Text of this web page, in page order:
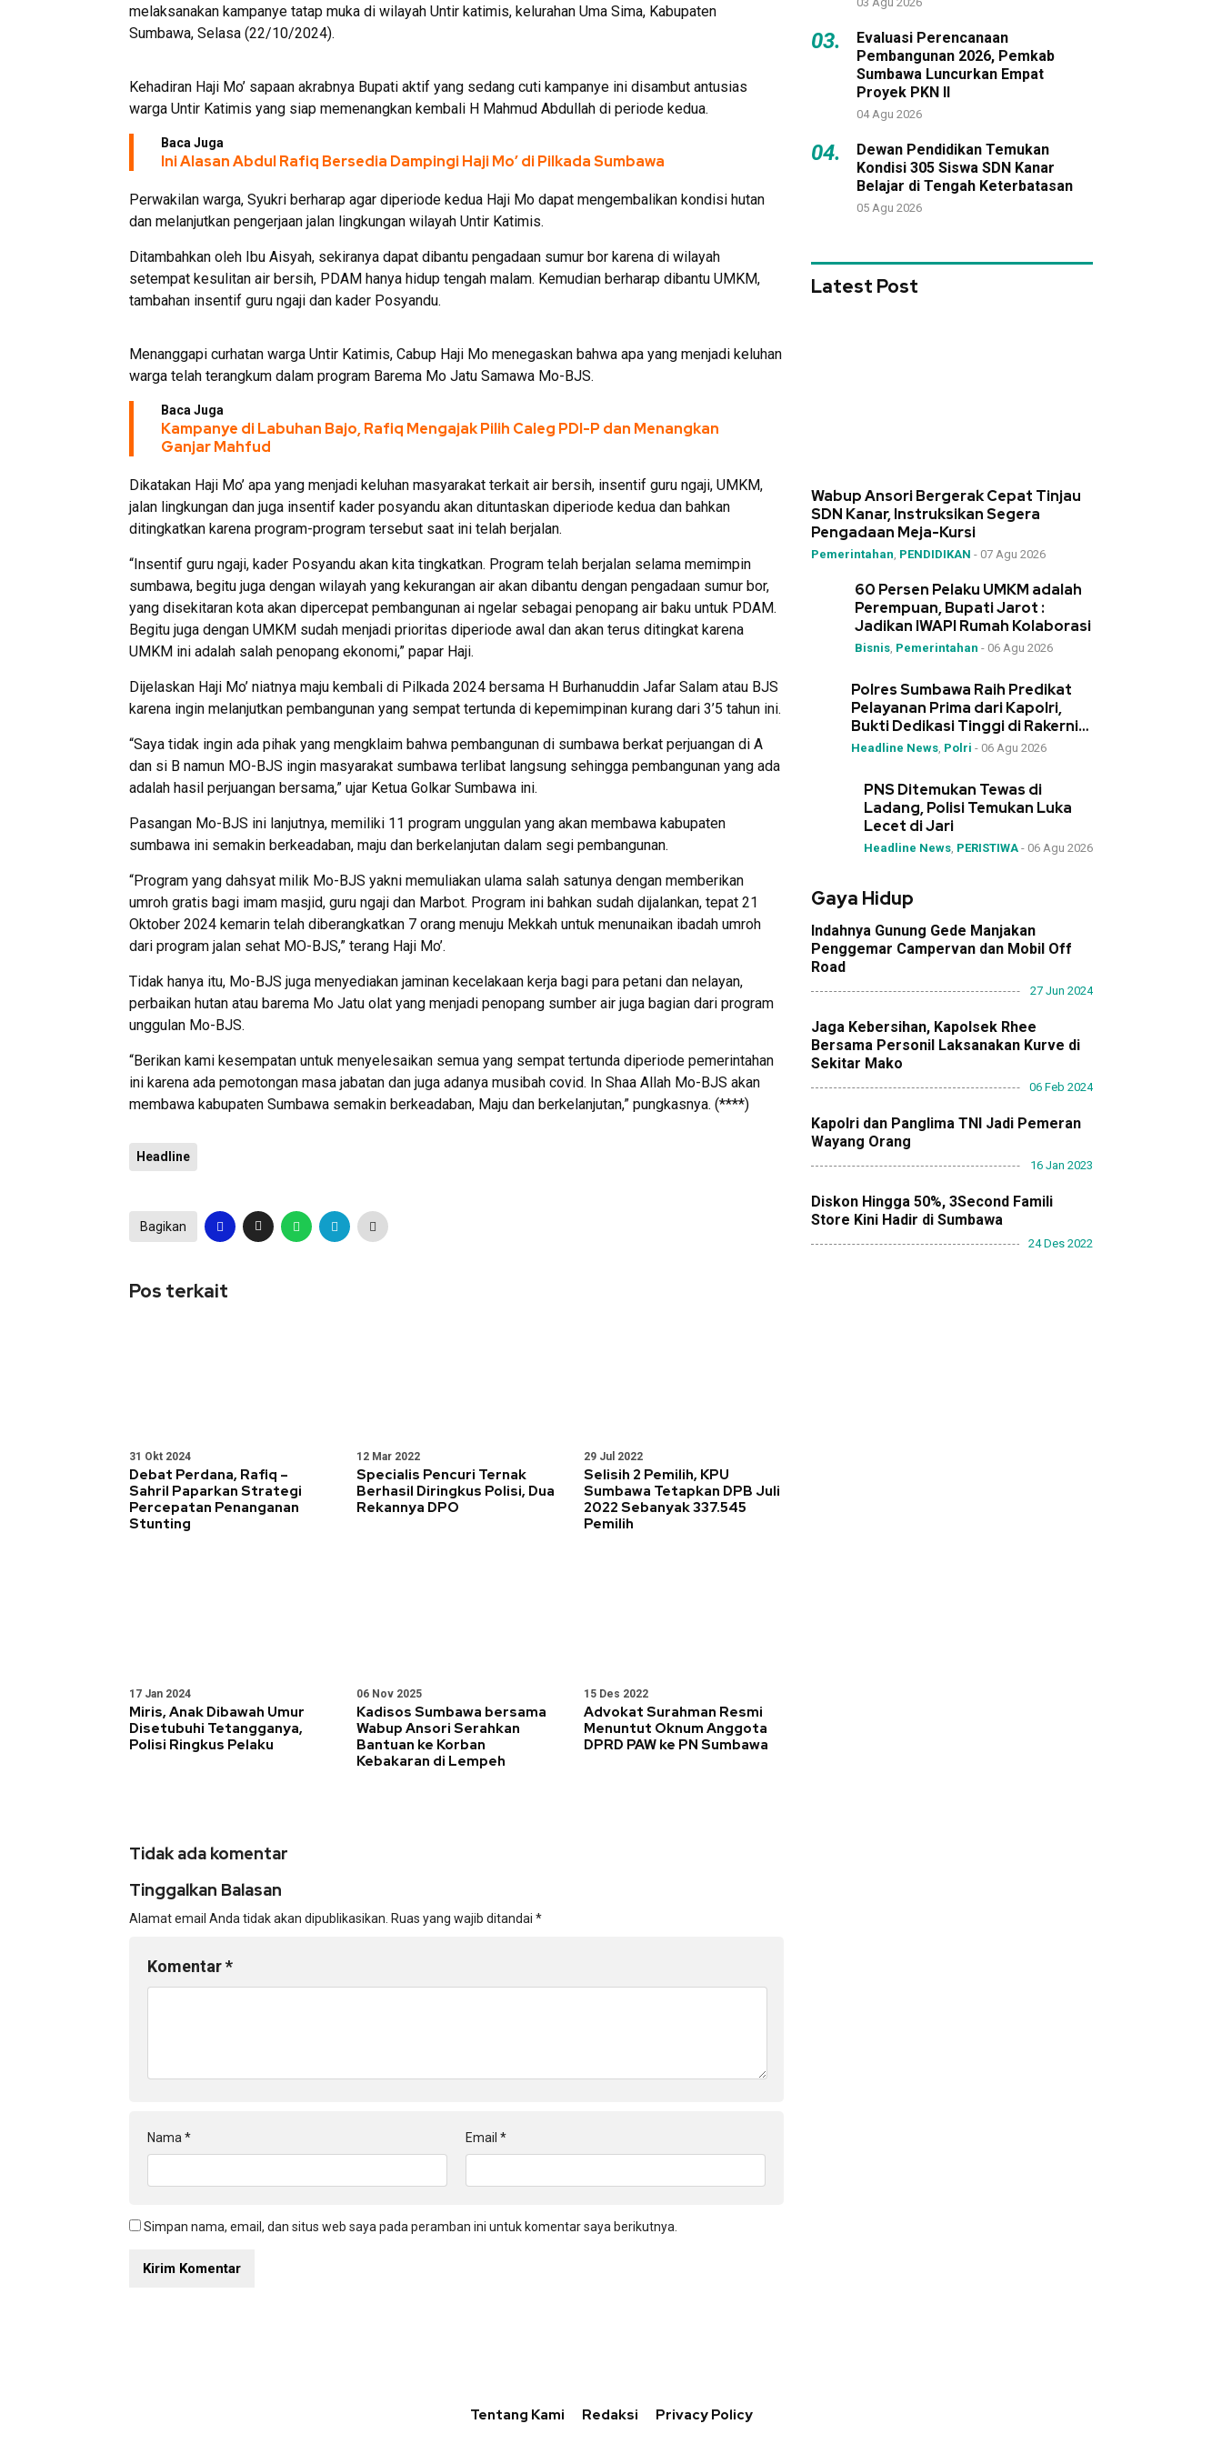
melaksanakan kampanye tatap muka di wilayah Untir katimis, kelurahan Uma Sima, Kabupaten
Sumbawa, Selasa (22/10/2024).
Kehadiran Haji Mo’ sapaan akrabnya Bupati aktif yang sedang cuti kampanye ini disambut antusias
warga Untir Katimis yang siap memenangkan kembali H Mahmud Abdullah di periode kedua.
Baca Juga
Ini Alasan Abdul Rafiq Bersedia Dampingi Haji Mo’ di Pilkada Sumbawa
Perwakilan warga, Syukri berharap agar diperiode kedua Haji Mo dapat mengembalikan kondisi hutan
dan melanjutkan pengerjaan jalan lingkungan wilayah Untir Katimis.
Ditambahkan oleh Ibu Aisyah, sekiranya dapat dibantu pengadaan sumur bor karena di wilayah
setempat kesulitan air bersih, PDAM hanya hidup tengah malam. Kemudian berharap dibantu UMKM,
tambahan insentif guru ngaji dan kader Posyandu.
Menanggapi curhatan warga Untir Katimis, Cabup Haji Mo menegaskan bahwa apa yang menjadi keluhan
warga telah terangkum dalam program Barema Mo Jatu Samawa Mo-BJS.
Baca Juga
Kampanye di Labuhan Bajo, Rafiq Mengajak Pilih Caleg PDI-P dan Menangkan
Ganjar Mahfud
Dikatakan Haji Mo’ apa yang menjadi keluhan masyarakat terkait air bersih, insentif guru ngaji, UMKM,
jalan lingkungan dan juga insentif kader posyandu akan dituntaskan diperiode kedua dan bahkan
ditingkatkan karena program-program tersebut saat ini telah berjalan.
“Insentif guru ngaji, kader Posyandu akan kita tingkatkan. Program telah berjalan selama memimpin
sumbawa, begitu juga dengan wilayah yang kekurangan air akan dibantu dengan pengadaan sumur bor,
yang disekitaran kota akan dipercepat pembangunan ai ngelar sebagai penopang air baku untuk PDAM.
Begitu juga dengan UMKM sudah menjadi prioritas diperiode awal dan akan terus ditingkat karena
UMKM ini adalah salah penopang ekonomi,” papar Haji.
Dijelaskan Haji Mo’ niatnya maju kembali di Pilkada 2024 bersama H Burhanuddin Jafar Salam atau BJS
karena ingin melanjutkan pembangunan yang sempat tertunda di kepemimpinan kurang dari 3’5 tahun ini.
“Saya tidak ingin ada pihak yang mengklaim bahwa pembangunan di sumbawa berkat perjuangan di A
dan si B namun MO-BJS ingin masyarakat sumbawa terlibat langsung sehingga pembangunan yang ada
adalah hasil perjuangan bersama,” ujar Ketua Golkar Sumbawa ini.
Pasangan Mo-BJS ini lanjutnya, memiliki 11 program unggulan yang akan membawa kabupaten
sumbawa ini semakin berkeadaban, maju dan berkelanjutan dalam segi pembangunan.
“Program yang dahsyat milik Mo-BJS yakni memuliakan ulama salah satunya dengan memberikan
umroh gratis bagi imam masjid, guru ngaji dan Marbot. Program ini bahkan sudah dijalankan, tepat 21
Oktober 2024 kemarin telah diberangkatkan 7 orang menuju Mekkah untuk menunaikan ibadah umroh
dari program jalan sehat MO-BJS,” terang Haji Mo’.
Tidak hanya itu, Mo-BJS juga menyediakan jaminan kecelakaan kerja bagi para petani dan nelayan,
perbaikan hutan atau barema Mo Jatu olat yang menjadi penopang sumber air juga bagian dari program
unggulan Mo-BJS.
“Berikan kami kesempatan untuk menyelesaikan semua yang sempat tertunda diperiode pemerintahan
ini karena ada pemotongan masa jabatan dan juga adanya musibah covid. In Shaa Allah Mo-BJS akan
membawa kabupaten Sumbawa semakin berkeadaban, Maju dan berkelanjutan,” pungkasnya. (****)
Headline
Bagikan
Pos terkait
31 Okt 2024
Debat Perdana, Rafiq –
Sahril Paparkan Strategi
Percepatan Penanganan
Stunting
12 Mar 2022
Specialis Pencuri Ternak
Berhasil Diringkus Polisi, Dua
Rekannya DPO
29 Jul 2022
Selisih 2 Pemilih, KPU
Sumbawa Tetapkan DPB Juli
2022 Sebanyak 337.545
Pemilih
17 Jan 2024
Miris, Anak Dibawah Umur
Disetubuhi Tetangganya,
Polisi Ringkus Pelaku
06 Nov 2025
Kadisos Sumbawa bersama
Wabup Ansori Serahkan
Bantuan ke Korban
Kebakaran di Lempeh
15 Des 2022
Advokat Surahman Resmi
Menuntut Oknum Anggota
DPRD PAW ke PN Sumbawa
Tidak ada komentar
Tinggalkan Balasan
Alamat email Anda tidak akan dipublikasikan. Ruas yang wajib ditandai *
Komentar*
Nama * Email *
Simpan nama, email, dan situs web saya pada peramban ini untuk komentar saya berikutnya.
03.
Evaluasi Perencanaan
Pembangunan 2026, Pemkab
Sumbawa Luncurkan Empat
Proyek PKN II
04 Agu 2026
04.
Dewan Pendidikan Temukan
Kondisi 305 Siswa SDN Kanar
Belajar di Tengah Keterbatasan
05 Agu 2026
Latest Post
Wabup Ansori Bergerak Cepat Tinjau
SDN Kanar, Instruksikan Segera
Pengadaan Meja-Kursi
Pemerintahan, PENDIDIKAN - 07 Agu 2026
60 Persen Pelaku UMKM adalah
Perempuan, Bupati Jarot :
Jadikan IWAPI Rumah Kolaborasi
Bisnis, Pemerintahan - 06 Agu 2026
Polres Sumbawa Raih Predikat
Pelayanan Prima dari Kapolri,
Bukti Dedikasi Tinggi di Rakernis
Polda NTB
Headline News, Polri - 06 Agu 2026
PNS Ditemukan Tewas di
Ladang, Polisi Temukan Luka
Lecet di Jari
Headline News, PERISTIWA- 06 Agu 2026
Gaya Hidup
Indahnya Gunung Gede Manjakan
Penggemar Campervan dan Mobil Off
Road
27 Jun 2024
Jaga Kebersihan, Kapolsek Rhee
Bersama Personil Laksanakan Kurve di
Sekitar Mako
06 Feb 2024
Kapolri dan Panglima TNI Jadi Pemeran
Wayang Orang
16 Jan 2023
Diskon Hingga 50%, 3Second Famili
Store Kini Hadir di Sumbawa
24 Des 2022
Tentang Kami Redaksi Privacy Policy